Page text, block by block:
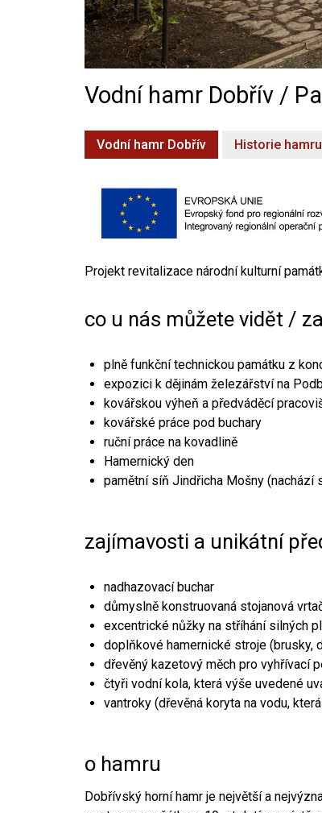
Vodní hamr Dobřív /
Vodní hamr Dobřív Historie hamru
Projekt revitalizace národní kulturní
co u nás můžete vidět /
plně funkční technickou památku z
expozici k dějinám železářství na
kovářskou výheň a předváděcí
kovářské práce pod buchary
ruční práce na kovadlině
Hamernický den
pamětní síň Jindřicha Mošny (nachází
zajímavosti a unikátní
nadhazovací buchar
důmyslně konstruovaná stojanová
excentrické nůžky na stříhání silných
doplňkové hamernické stroje (brusky,
dřevěný kazetový měch pro vyhřívací
čtyři vodní kola, která výše uvedené
vantroky (dřevěná koryta na vodu,
o hamru
Dobřívský horní hamr je největší a